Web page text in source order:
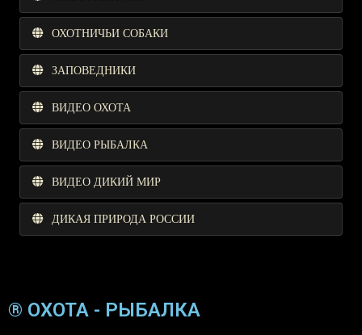
ОХОТНИЧЬИ СОБАКИ
ЗАПОВЕДНИКИ
ВИДЕО ОХОТА
ВИДЕО РЫБАЛКА
ВИДЕО ДИКИЙ МИР
ДИКАЯ ПРИРОДА РОССИИ
® ОХОТА - РЫБАЛКА